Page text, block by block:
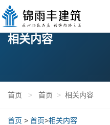
相关内容
首页 > 首页 > 相关内容
首页 > 首页>相关内容